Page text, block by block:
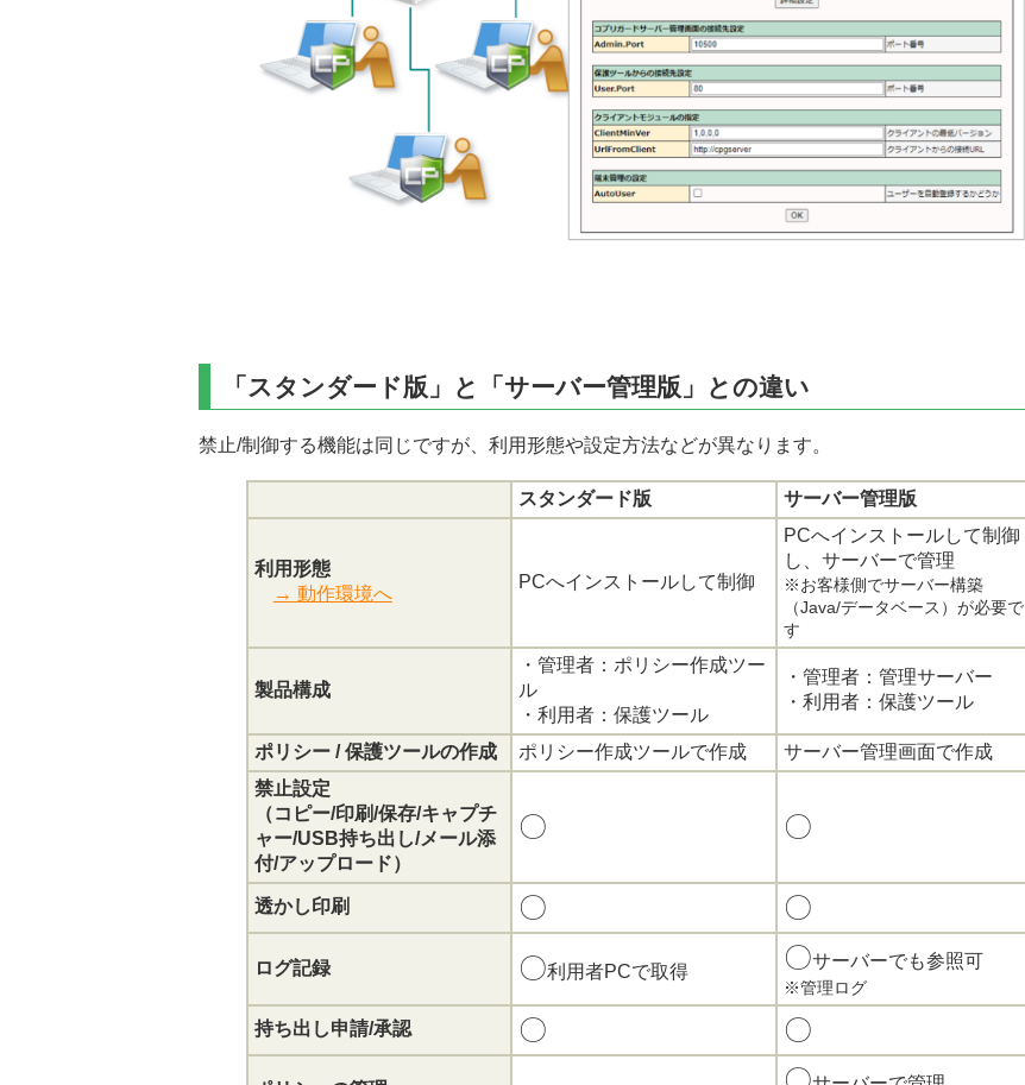
「スタンダード版」と「サーバー管理版」との違い
禁止/制御する機能は同じですが、利用形態や設定方法などが異なります。
スタンダード版 サーバー管理版
利用形態
→ 動作環境へ
PCへインストールして制御
PCへインストールして制御
し、サーバーで管理
※お客様側でサーバー構築
（Java/データベース）が必要で
す
製品構成
・管理者：ポリシー作成ツー
ル
・利用者：保護ツール
・管理者：管理サーバー
・利用者：保護ツール
ポリシー / 保護ツールの作成 ポリシー作成ツールで作成
サーバー管理画面で作成
禁止設定
（コピー/印刷/保存/キャプチ
ャー/USB持ち出し/メール添
付/アップロード）
〇 〇
透かし印刷 〇 〇
ログ記録 〇利用者PCで取得 〇サーバーでも参照可
※管理ログ
持ち出し申請/承認 〇 〇